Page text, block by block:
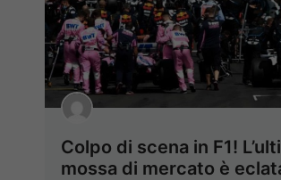
Colpo di scena in F1!
mossa di mercato è